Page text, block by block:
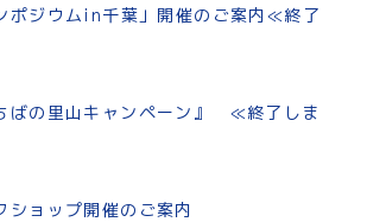
ポジウムin千葉」開催のご案内≪終了
ばの里山キャンペーン』 ≪終了しま
ショップ開催のご案内